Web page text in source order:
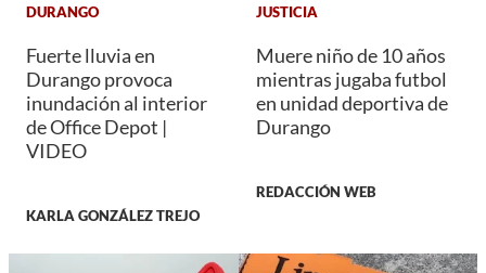
DURANGO
Fuerte lluvia en
Durango provoca
inundación al interior
de Office Depot |
VIDEO
KARLA GONZÁLEZ TREJO
JUSTICIA
Muere niño de 10 años
mientras jugaba futbol
en unidad deportiva de
Durango
REDACCIÓN WEB